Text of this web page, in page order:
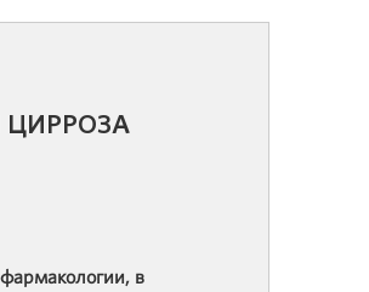
ЦИРРОЗА
в